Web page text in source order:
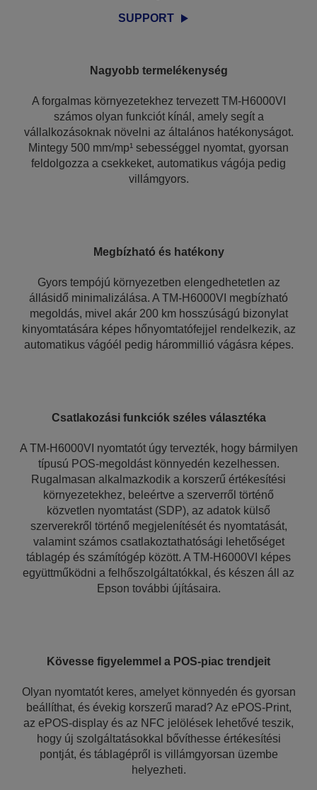
SUPPORT
Nagyobb termelékenység
A forgalmas környezetekhez tervezett TM-H6000VI
számos olyan funkciót kínál, amely segít a
vállalkozásoknak növelni az általános hatékonyságot.
Mintegy 500 mm/mp¹ sebességgel nyomtat, gyorsan
feldolgozza a csekkeket, automatikus vágója pedig
villámgyors.
Megbízható és hatékony
Gyors tempójú környezetben elengedhetetlen az
állásidő minimalizálása. A TM-H6000VI megbízható
megoldás, mivel akár 200 km hosszúságú bizonylat
kinyomtatására képes hőnyomtatófejjel rendelkezik, az
automatikus vágóél pedig hárommillió vágásra képes.
Csatlakozási funkciók széles választéka
A TM-H6000VI nyomtatót úgy tervezték, hogy bármilyen
típusú POS-megoldást könnyedén kezelhessen.
Rugalmasan alkalmazkodik a korszerű értékesítési
környezetekhez, beleértve a szerverről történő
közvetlen nyomtatást (SDP), az adatok külső
szerverekről történő megjelenítését és nyomtatását,
valamint számos csatlakoztathatósági lehetőséget
táblagép és számítógép között. A TM-H6000VI képes
együttműködni a felhőszolgáltatókkal, és készen áll az
Epson további újításaira.
Kövesse figyelemmel a POS-piac trendjeit
Olyan nyomtatót keres, amelyet könnyedén és gyorsan
beállíthat, és évekig korszerű marad? Az ePOS-Print,
az ePOS-display és az NFC jelölések lehetővé teszik,
hogy új szolgáltatásokkal bővíthesse értékesítési
pontját, és táblagépről is villámgyorsan üzembe
helyezheti.